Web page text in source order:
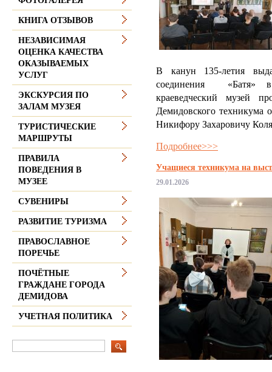
В канун 135-летия
соединения «Батя»
краеведческий музей
Демидовского техникума
Никифору Захаровичу
Подробнее>>>
Учащиеся техникума на
29.01.2026
КНИГА ОТЗЫВОВ
НЕЗАВИСИМАЯ
ОЦЕНКА КАЧЕСТВА
ОКАЗЫВАЕМЫХ
УСЛУГ
ЭКСКУРСИЯ ПО
ЗАЛАМ МУЗЕЯ
ТУРИСТИЧЕСКИЕ
МАРШРУТЫ
ПРАВИЛА
ПОВЕДЕНИЯ В
МУЗЕЕ
СУВЕНИРЫ
РАЗВИТИЕ ТУРИЗМА
ПРАВОСЛАВНОЕ
ПОРЕЧЬЕ
ПОЧЁТНЫЕ
ГРАЖДАНЕ ГОРОДА
ДЕМИДОВА
УЧЕТНАЯ ПОЛИТИКА